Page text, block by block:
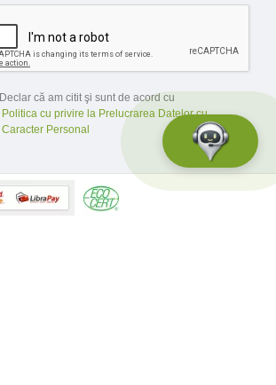
Declar că am citit şi sunt de acord cu
Politica cu privire la Prelucrarea Datelor cu
Caracter Personal